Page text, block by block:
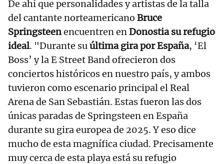
De ahí que personalidades y artistas de la talla
del cantante norteamericano Bruce
Springsteenencuentren enDonostia su refugio
ideal. "Durante suúltima gira por España, ‘El
Boss’ y la E Street Band ofrecieron dos
conciertos históricos en nuestro país, y ambos
tuvieron como escenario principal el Real
Arena de San Sebastián. Estas fueron las dos
únicas paradas de Springsteen en España
durante su gira europea de 2025. Y eso dice
mucho de esta magnífica ciudad. Precisamente
muy cerca de esta playa está su refugio